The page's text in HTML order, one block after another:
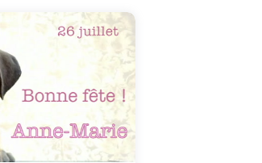
moment mémorable